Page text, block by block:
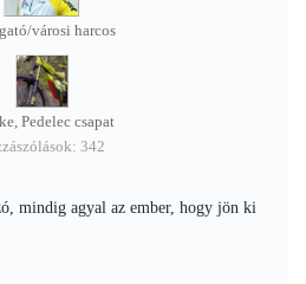
városi harcos
Pedelec csapat
342
mindig agyal az ember, hogy jön ki